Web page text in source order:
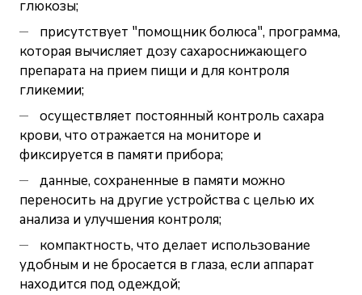
глюкозы;
присутствует "помощник болюса", программа,
которая вычисляет дозу сахароснижающего
препарата на прием пищи и для контроля
гликемии;
осуществляет постоянный контроль сахара
крови, что отражается на мониторе и
фиксируется в памяти прибора;
данные, сохраненные в памяти можно
переносить на другие устройства с целью их
анализа и улучшения контроля;
компактность, что делает использование
удобным и не бросается в глаза, если аппарат
находится под одеждой;